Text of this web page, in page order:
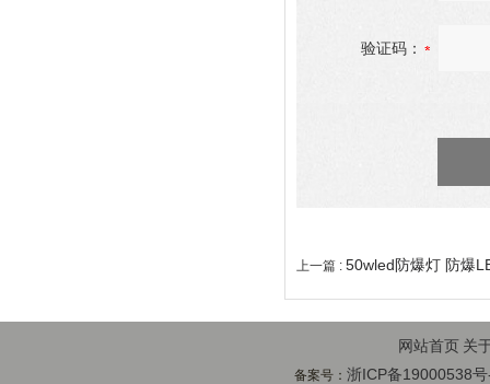
验证码：
上一篇 : 50wled防爆灯 防爆
网站首页 关
备案号：浙ICP备19000538